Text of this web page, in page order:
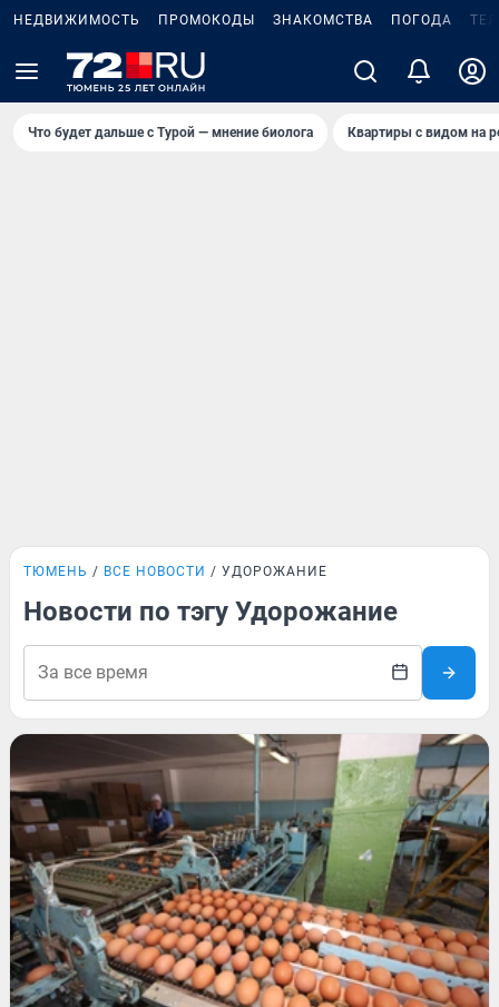
НЕДВИЖИМОСТЬ ПРОМОКОДЫ ЗНАКОМСТВА ПОГОДА
Что будет дальше с Турой — мнение биолога Квартиры с видом на
ТЮМЕНЬ ВСЕ НОВОСТИ УДОРОЖАНИЕ
Новости по тэгу Удорожание